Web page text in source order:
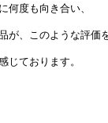
何度も向き合い、
が、このような評価
じております。